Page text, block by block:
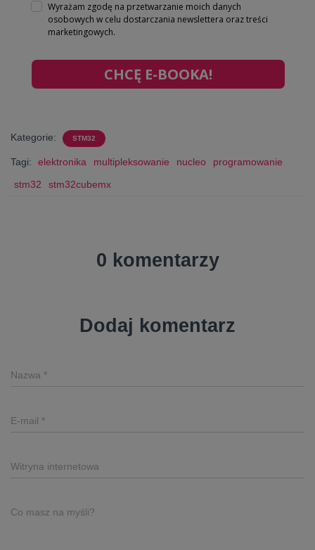
Wyrażam zgodę na przetwarzanie moich danych
osobowych w celu dostarczania newslettera oraz treści
marketingowych.
CHCĘ E-BOOKA!
Kategorie: STM32
Tagi: elektronika multipleksowanie nucleo
programowanie
stm32
stm32cubemx
0 komentarzy
Dodaj komentarz
Nazwa *
E-mail *
Witryna internetowa
Co masz na myśli?